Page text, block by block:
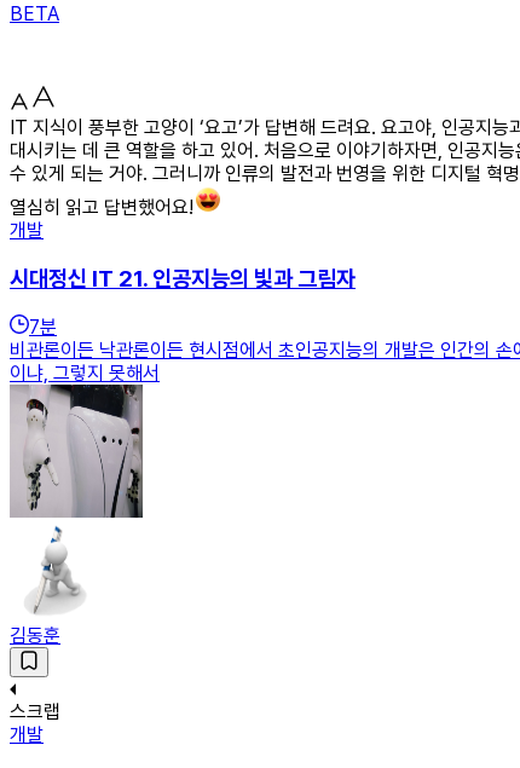
BETA
IT 지식이 풍부한 고양이 ‘요고’가 답변해 드려요. 요고야, 인공지
대시키는 데 큰 역할을 하고 있어. 처음으로 이야기하자면, 인공지
수 있게 되는 거야. 그러니까 인류의 발전과 번영을 위한 디지털 혁
열심히 읽고 답변했어요!
개발
시대정신 IT 21. 인공지능의 빛과 그림자
7분
비관론이든 낙관론이든 현시점에서 초인공지능의 개발은 인간의
이냐, 그렇지 못해서
김동훈
스크랩
개발